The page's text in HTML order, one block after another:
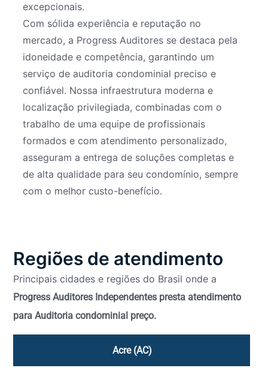
excepcionais.
Com sólida experiência e reputação no
mercado, a Progress Auditores se destaca pela
idoneidade e competência, garantindo um
serviço de auditoria condominial preciso e
confiável. Nossa infraestrutura moderna e
localização privilegiada, combinadas com o
trabalho de uma equipe de profissionais
formados e com atendimento personalizado,
asseguram a entrega de soluções completas e
de alta qualidade para seu condomínio, sempre
com o melhor custo-benefício.
Regiões de atendimento
Principais cidades e regiões do Brasil onde a
Progress Auditores Independentes presta atendimento
para Auditoria condominial preço.
Acre (AC)